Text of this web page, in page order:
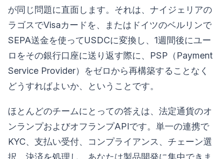
が同じ問題に直面します。それは、ナイジェリアの
ラゴスでVisaカードを、またはドイツのベルリンで
SEPA送金を使ってUSDCに変換し、1週間後にユー
ロをその銀行口座に送り返す際に、PSP（Payment
Service Provider）をゼロから再構築することなく
どうすればよいか、ということです。
ほとんどのチームにとっての答えは、法定通貨のオ
ンランプおよびオフランプAPIです。単一の連携で
KYC、支払い受付、コンプライアンス、チェーン選
択、決済を処理し、あなたは製品開発に集中できま